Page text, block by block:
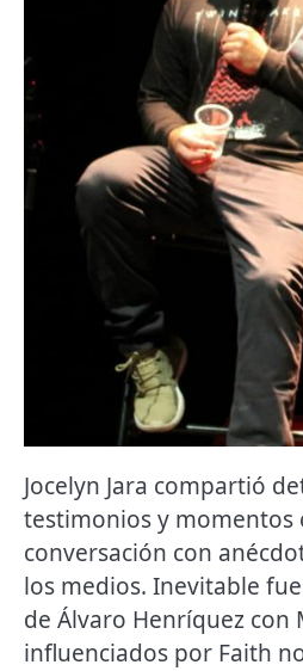
Jocelyn Jara compartió
testimonios y momentos
conversación con
los medios. Inevitable
de Álvaro Henríquez con
influenciados por Faith